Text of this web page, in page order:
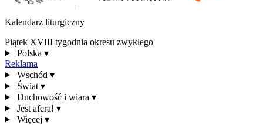
Kalendarz liturgiczny
Piątek XVIII tygodnia okresu zwykłego
Polska ▾
Reklama
Wschód ▾
Świat ▾
Duchowość i wiara ▾
Jest afera! ▾
Więcej ▾